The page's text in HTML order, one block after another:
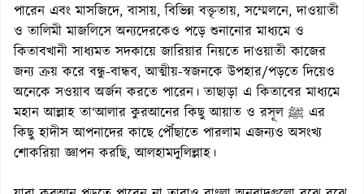
পারেন এবং মাসজিদে, বাসায়, বিভিন্ন বক্তৃতায়, সম্মেলনে, দাওয়াতী
ও তালিমী মাজলিসে অন্যদেরকেও পড়ে শুনানোর মাধ্যমে ও
কিতাবখানী সাধ্যমত সদকায়ে জারিয়ার নিয়তে দাওয়াতী কাজের
জন্য ক্রয় করে বন্ধু-বান্ধব, আত্মীয়-স্বজনকে উপহার/পড়তে দিয়েও
অনেকে সওয়াব অর্জন করতে পারেন। তাছাড়া এ কিতাবের মাধ্যমে
মহান আল্লাহ তা‘আলার কুরআনের কিছু আয়াত ও রসূল ﷺ এর
কিছু হাদীস আপনাদের কাছে পৌঁছাতে পারলাম এজন্যও অসংখ্য
শোকরিয়া জ্ঞাপন করছি, আলহামদুলিল্লাহ।